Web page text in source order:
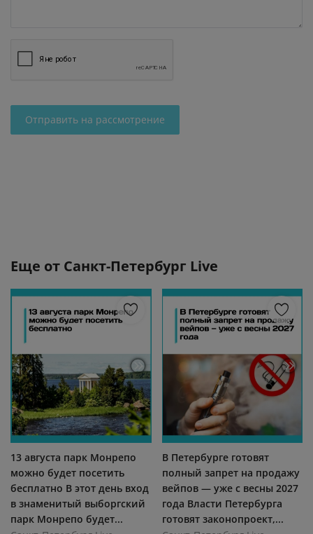
Отправить на рассмотрение
Еще от Санкт-Петербург Live
13 августа парк Монрепо
можно будет посетить
бесплатно В этот день вход
в знаменитый выборгский
парк Монрепо будет...
В Петербурге готовят
полный запрет на продажу
вейпов — уже с весны 2027
года Власти Петербурга
готовят законопроект,...